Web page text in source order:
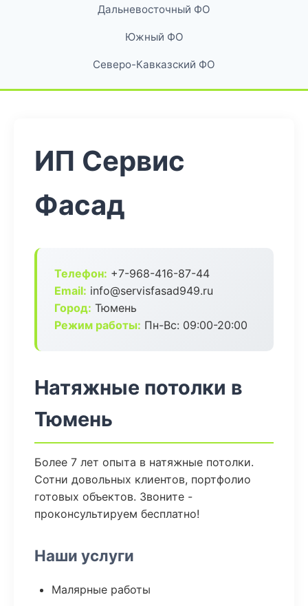
Дальневосточный ФО
Южный ФО
Северо-Кавказский ФО
ИП Сервис
Фасад
Телефон: +7-968-416-87-44
Email: info@servisfasad949.ru
Город: Тюмень
Режим работы: Пн-Вс: 09:00-20:00
Натяжные потолки в
Тюмень
Более 7 лет опыта в натяжные потолки.
Сотни довольных клиентов, портфолио
готовых объектов. Звоните -
проконсультируем бесплатно!
Наши услуги
Малярные работы